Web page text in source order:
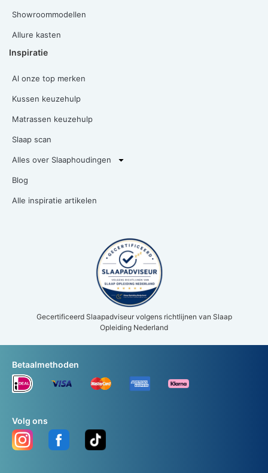
Showroommodellen
Allure kasten
Inspiratie
Al onze top merken
Kussen keuzehulp
Matrassen keuzehulp
Slaap scan
Alles over Slaaphoudingen
Blog
Alle inspiratie artikelen
Gecertificeerd Slaapadviseur volgens richtlijnen van Slaap
Opleiding Nederland
Volg ons
Betaalmethoden